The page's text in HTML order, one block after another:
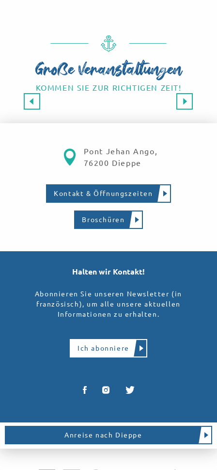
Große Veranstaltungen
KOMMEN SIE ZUR RICHTIGEN ZEIT!
Pont Jehan Ango,
76200 Dieppe
Kontakt & Öffnungszeiten
Broschüren
Halten wir Kontakt!
Abonnieren Sie unseren Newsletter (in
französisch), um alle unsere aktuellen
Informationen zu erhalten.
Ich abonniere
Anreise nach Dieppe